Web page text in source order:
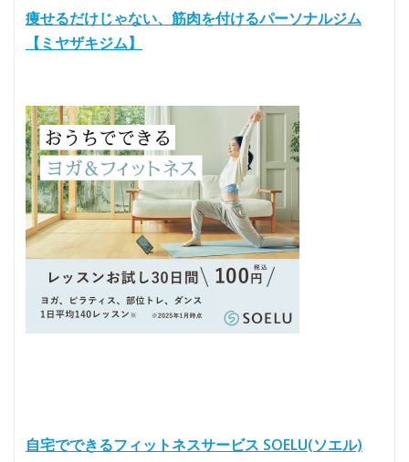
痩せるだけじゃない、筋肉を付けるパーソナルジム
【ミヤザキジム】
自宅でできるフィットネスサービス SOELU(ソエル)